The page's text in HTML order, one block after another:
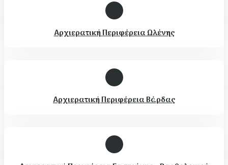
Αρχιερατική Περιφέρεια Ωλένης
Αρχιερατική Περιφέρεια Βάρδας